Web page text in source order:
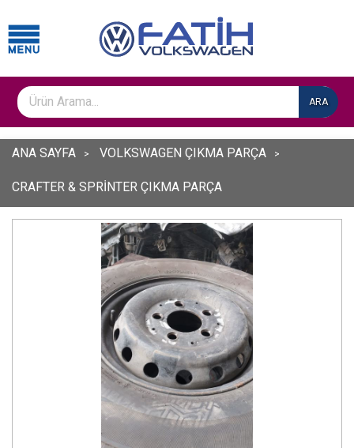
ARA
ANA SAYFA VOLKSWAGEN ÇIKMA PARÇA
CRAFTER & SPRİNTER ÇIKMA PARÇA